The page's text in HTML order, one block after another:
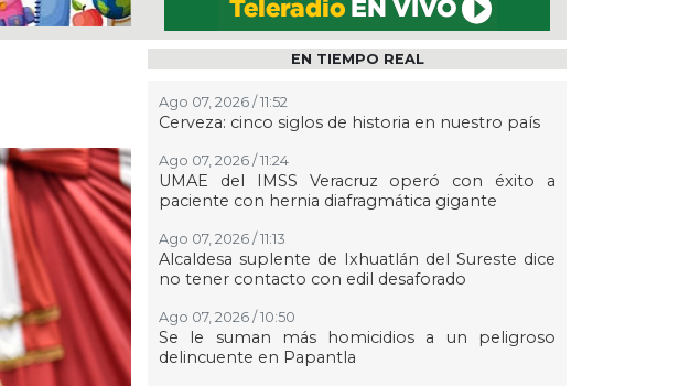
EN TIEMPO REAL
Ago 07, 2026 / 11:52
Cerveza: cinco siglos de historia en nuestro país
Ago 07, 2026 / 11:24
UMAE del IMSS Veracruz operó con éxito a
paciente con hernia diafragmática gigante
Ago 07, 2026 / 11:13
Alcaldesa suplente de Ixhuatlán del Sureste dice
no tener contacto con edil desaforado
Ago 07, 2026 / 10:50
Se le suman más homicidios a un peligroso
delincuente en Papantla